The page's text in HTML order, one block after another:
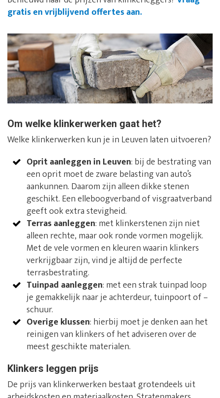
gratis en vrijblijvend offertes aan.
Om welke klinkerwerken gaat het?
Welke klinkerwerken kun je in Leuven laten uitvoeren?
Oprit aanleggen in Leuven: bij de bestrating van
een oprit moet de zware belasting van auto’s
aankunnen. Daarom zijn alleen dikke stenen
geschikt. Een elleboogverband of visgraatverband
geeft ook extra stevigheid.
Terras aanleggen: met klinkerstenen zijn niet
alleen rechte, maar ook ronde vormen mogelijk.
Met de vele vormen en kleuren waarin klinkers
verkrijgbaar zijn, vind je altijd de perfecte
terrasbestrating.
Tuinpad aanleggen: met een strak tuinpad loop
je gemakkelijk naar je achterdeur, tuinpoort of –
schuur.
Overige klussen: hierbij moet je denken aan het
reinigen van klinkers of het adviseren over de
meest geschikte materialen.
Klinkers leggen prijs
De prijs van klinkerwerken bestaat grotendeels uit